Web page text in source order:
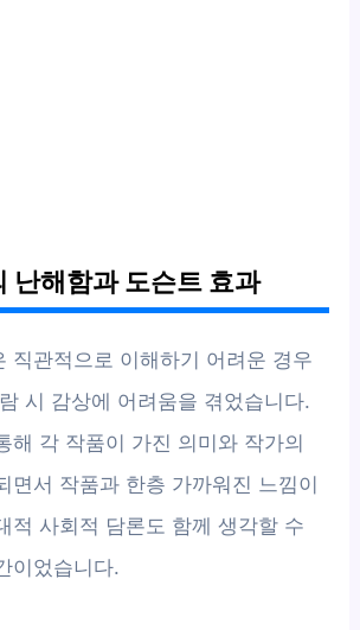
난해함과 도슨트 효과
직관적으로 이해하기 어려운 경우
시 감상에 어려움을 겪었습니다.
해 각 작품이 가진 의미와 작가의
면서 작품과 한층 가까워진 느낌이
적 사회적 담론도 함께 생각할 수
이었습니다.